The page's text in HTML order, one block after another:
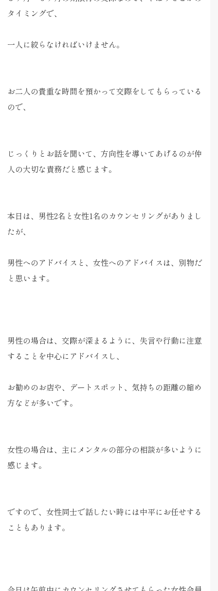
タイミングで、
一人に絞らなければいけません。
お二人の貴重な時間を預かって交際をしてもらっている
ので、
じっくりとお話を聞いて、方向性を導いてあげるのが仲
人の大切な責務だと感じます。
本日は、男性2名と女性1名のカウンセリングがありまし
たが、
男性へのアドバイスと、女性へのアドバイスは、別物だ
と思います。
男性の場合は、交際が深まるように、失言や行動に注意
することを中心にアドバイスし、
お勧めのお店や、デートスポット、気持ちの距離の縮め
方などが多いです。
女性の場合は、主にメンタルの部分の相談が多いように
感じます。
ですので、女性同士で話したい時には中平にお任せする
こともあります。